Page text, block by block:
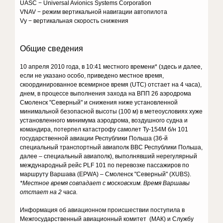
UASC − Universal Avionics Systems Corporation
VNAV − режим вертикальной навигации автопилота
Vу − вертикальная скорость снижения
Общие сведения
10 апреля 2010 года, в 10:41 местного времени* (здесь и далее,
если не указано особо, приведено местное время,
скоординированное всемирное время (UTC) отстает на 4 часа),
днем, в процессе выполнения захода на ВПП 26 аэродрома
Смоленск "Северный" и снижения ниже установленной
минимальной безопасной высоты (100 м) в метеоусловиях хуже
установленного минимума аэродрома, воздушного судна и
командира, потерпел катастрофу самолет Ту-154М б/н 101
государственной авиации Республики Польша (36-й
специальный транспортный авиаполк ВВС Республики Польша,
далее – специальный авиаполк), выполнявший нерегулярный
международный рейс PLF 101 по перевозке пассажиров по
маршруту Варшава (EPWA) – Смоленск "Северный" (XUBS).
*Местное время совпадает с московским. Время Варшавы
отстает на 2 часа.
Информация об авиационном происшествии поступила в
Межгосударственный авиационный комитет (МАК) и Службу